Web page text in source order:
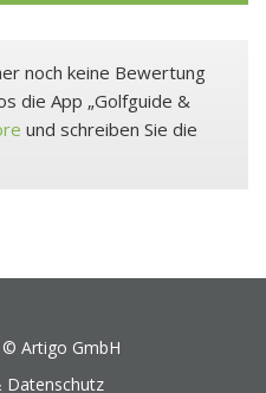
noch keine Bewertung
die App „Golfguide &
und schreiben Sie die
© Artigo GmbH
Datenschutz